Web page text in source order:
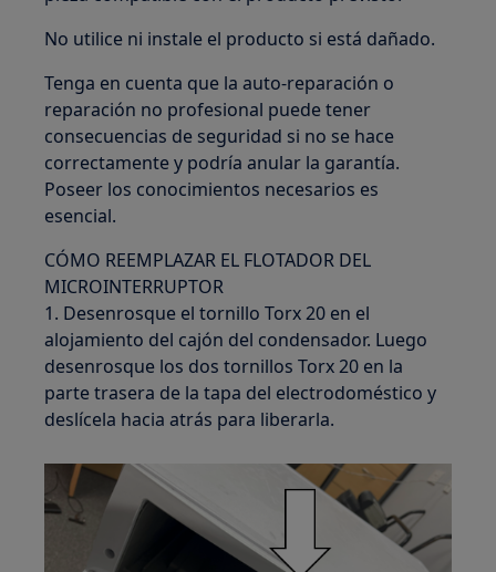
No utilice ni instale el producto si está dañado.
Tenga en cuenta que la auto-reparación o
reparación no profesional puede tener
consecuencias de seguridad si no se hace
correctamente y podría anular la garantía.
Poseer los conocimientos necesarios es
esencial.
CÓMO REEMPLAZAR EL FLOTADOR DEL
MICROINTERRUPTOR
1. Desenrosque el tornillo Torx 20 en el
alojamiento del cajón del condensador. Luego
desenrosque los dos tornillos Torx 20 en la
parte trasera de la tapa del electrodoméstico y
deslícela hacia atrás para liberarla.